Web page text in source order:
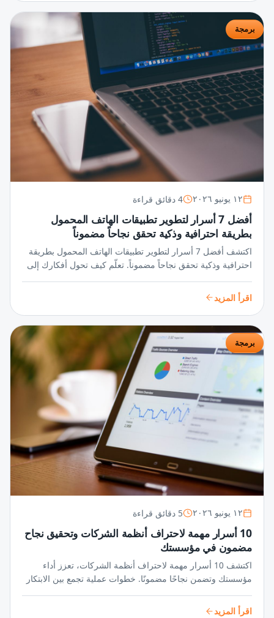
برمجة
١٢ يونيو ٢٠٢٦ 4 دقائق قراءة
أفضل 7 أسرار لتطوير تطبيقات الهاتف المحمول
بطريقة احترافية وذكية تحقق نجاحاً مضموناً
اكتشف أفضل 7 أسرار لتطوير تطبيقات الهاتف المحمول بطريقة
احترافية وذكية تحقق نجاحاً مضموناً. تعلّم كيف تحول أفكارك إلى
الرقمية.
اقرأ المزيد
برمجة
١٢ يونيو ٢٠٢٦ 5 دقائق قراءة
10 أسرار مهمة لاحتراف أنظمة الشركات وتحقيق نجاح
مضمون في مؤسستك
اكتشف 10 أسرار مهمة لاحتراف أنظمة الشركات، تعزز أداء
مؤسستك وتضمن نجاحًا مضمونًا. خطوات عملية تجمع بين الابتكار
اقرأ المزيد